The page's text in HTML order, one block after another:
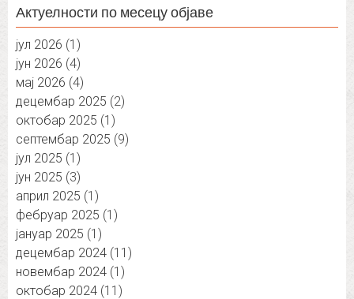
Актуелности по месецу објаве
јул 2026 (1)
јун 2026 (4)
мај 2026 (4)
децембар 2025 (2)
октобар 2025 (1)
септембар 2025 (9)
јул 2025 (1)
јун 2025 (3)
април 2025 (1)
фебруар 2025 (1)
јануар 2025 (1)
децембар 2024 (11)
новембар 2024 (1)
октобар 2024 (11)